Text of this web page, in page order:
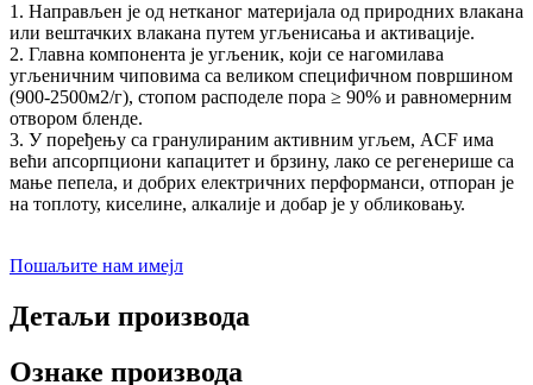
1. Направљен је од нетканог материјала од природних влакана
или вештачких влакана путем угљенисања и активације.
2. Главна компонента је угљеник, који се нагомилава
угљеничним чиповима са великом специфичном површином
(900-2500м2/г), стопом расподеле пора ≥ 90% и равномерним
отвором бленде.
3. У поређењу са гранулираним активним угљем, ACF има
већи апсорпциони капацитет и брзину, лако се регенерише са
мање пепела, и добрих електричних перформанси, отпоран је
на топлоту, киселине, алкалије и добар је у обликовању.
Пошаљите нам имејл
Детаљи производа
Ознаке производа